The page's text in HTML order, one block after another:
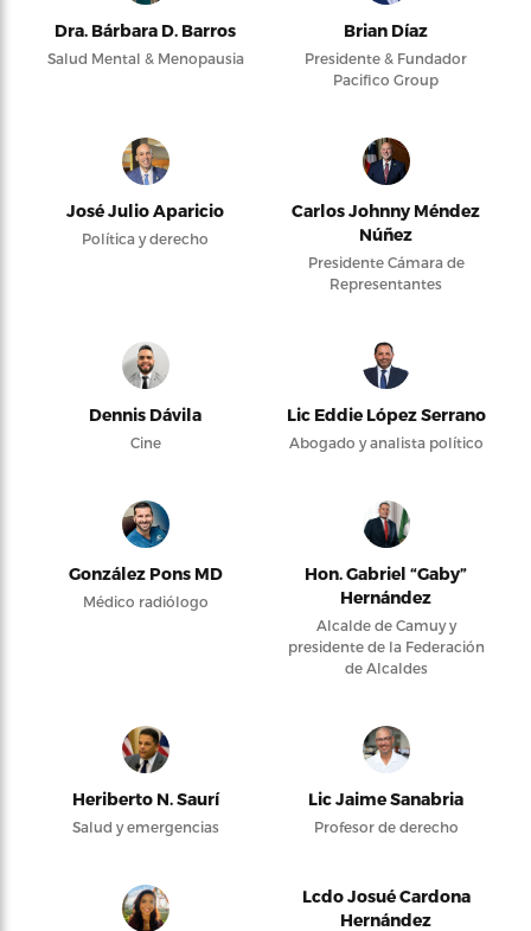
Dra. Bárbara D. Barros
Salud Mental & Menopausia
Brian Díaz
Presidente & Fundador
Pacifico Group
José Julio Aparicio
Política y derecho
Carlos Johnny Méndez
Núñez
Presidente Cámara de
Representantes
Dennis Dávila
Cine
Lic Eddie López Serrano
Abogado y analista político
González Pons MD
Médico radiólogo
Hon. Gabriel “Gaby”
Hernández
Alcalde de Camuy y
presidente de la Federación
de Alcaldes
Heriberto N. Saurí
Salud y emergencias
Lic Jaime Sanabria
Profesor de derecho
Lcdo Josué Cardona
Hernández